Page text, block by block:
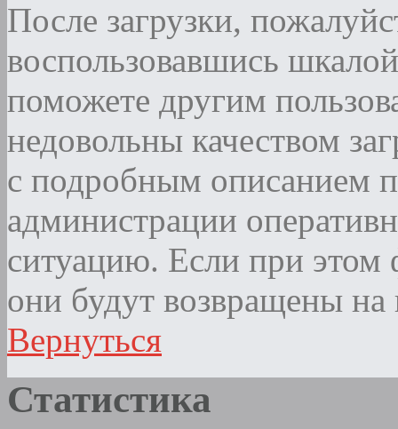
После загрузки,
воспользовавшись
поможете другим
недовольны качеством
с подробным описанием
администрации
ситуацию. Если при этом
они будут возвращены на
Вернуться
Статистика